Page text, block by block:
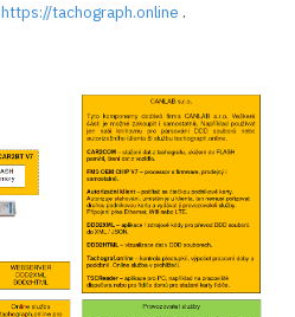
https://tachograph.online .